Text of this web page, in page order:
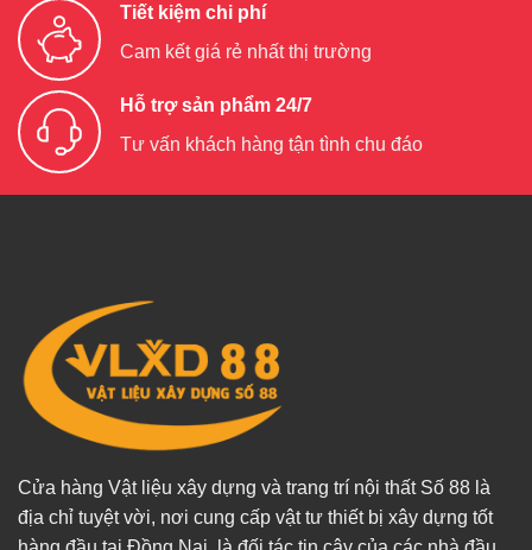
Tiết kiệm chi phí
Cam kết giá rẻ nhất thị trường
Hỗ trợ sản phẩm 24/7
Tư vấn khách hàng tận tình chu đáo
Cửa hàng Vật liệu xây dựng và trang trí nội thất Số 88 là
địa chỉ tuyệt vời, nơi cung cấp vật tư thiết bị xây dựng tốt